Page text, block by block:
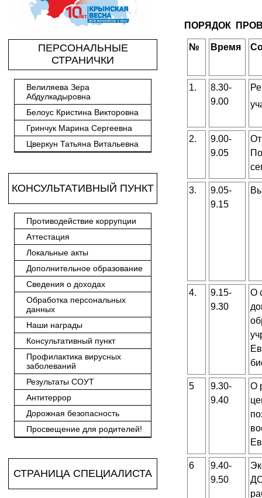
ПЕРСОНАЛЬНЫЕ
СТРАНИЧКИ
Велиляева Зера
Абдулкадыровна
Белоус Кристина Викторовна
Гринчук Марина Сергеевна
Цверкун Татьяна Витальевна
КОНСУЛЬТАТИВНЫЙ ПУНКТ
Противодействие коррупции
Аттестация
Локальные акты
Дополнительное образование
Сведения о доходах
Обработка персональных
данных
Наши награды
Консультативный пункт
Профилактика вирусных
заболеваний
Результаты СОУТ
Антитеррор
Дорожная безопасность
Просвещение для родителей!
СТРАНИЦА СПЕЦИАЛИСТА
ПОРЯДОК
№ Время
1.
8.30-
9.00
2.
9.00-
9.05
3.
9.05-
9.15
4.
9.15-
9.30
О
5
9.30-
9.40
О
6
9.40-
9.50